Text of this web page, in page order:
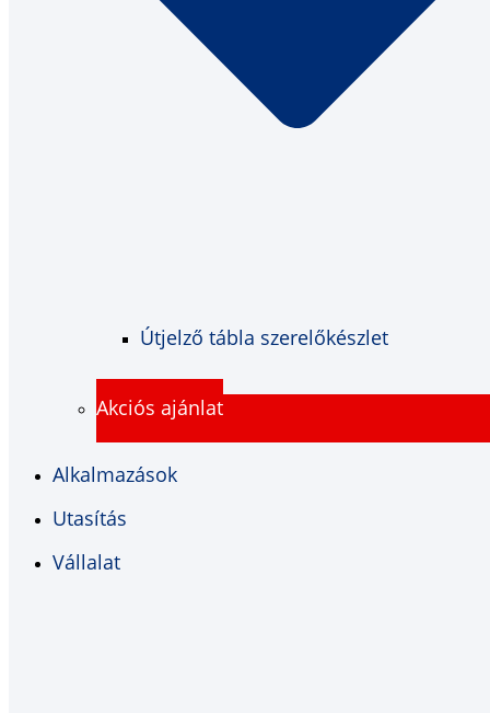
Útjelző tábla szerelőkészlet
Akciós ajánlat
Alkalmazások
Utasítás
Vállalat